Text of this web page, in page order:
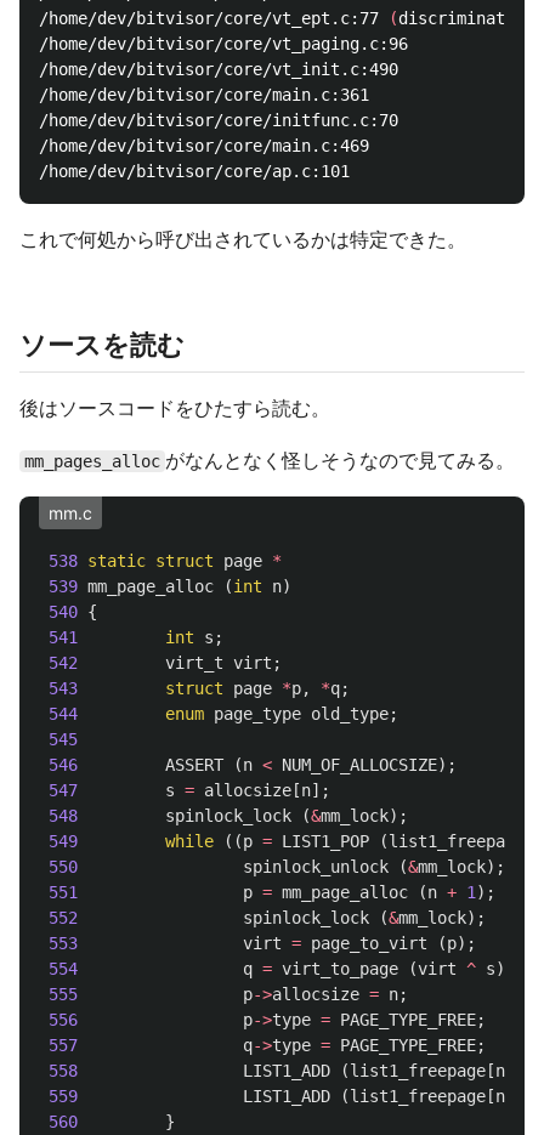
/home/dev/bitvisor/core/vt_ept.c:77
(discriminator 2
/home/dev/bitvisor/core/vt_paging.c:96
/home/dev/bitvisor/core/vt_init.c:490
/home/dev/bitvisor/core/main.c:361
/home/dev/bitvisor/core/initfunc.c:70
/home/dev/bitvisor/core/main.c:469
これで何処から呼び出されているかは特定できた。
ソースを読む
後はソースコードをひたすら読む。
mm_pages_alloc がなんとなく怪しそうなので見てみる。
mm.c
538 static struct page *
539 mm_page_alloc (int n)
540 {
541
int s ;
542
virt_t virt ;
543
struct page *p, *q;
544
enum page_type old_type;
545
546
ASSERT (n < NUM_OF_ALLOCSIZE);
547
s = allocsize [n];
548
spinlock_lock (&mm_lock);
549
while ((p = LIST1_POP (list1_freepage
550
spinlock_unlock (&mm_lock);
551
p = mm_page_alloc (n + 1 );
552
spinlock_lock (&mm_lock);
553
virt = page_to_virt (p);
554
q = virt_to_page (virt ^ s);
555
p->allocsize = n;
556
p->type = PAGE_TYPE_FREE;
557
q->type = PAGE_TYPE_FREE;
558
LIST1_ADD (list1_freepage [n
559
LIST1_ADD (list1_freepage [n
560
}